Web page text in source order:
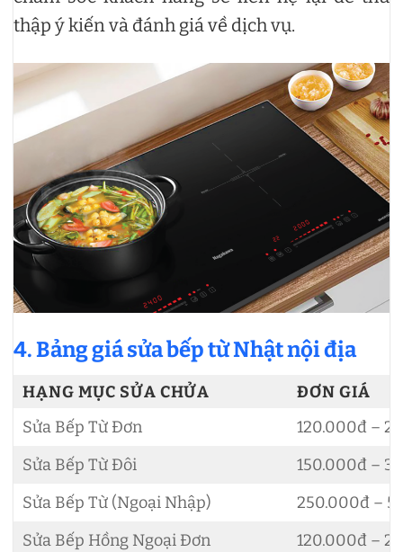
thập ý kiến và đánh giá về dịch vụ.
4. Bảng giá sửa bếp từ Nhật nội địa
HẠNG MỤC SỬA CHỬA
ĐƠN GIÁ
Sửa Bếp Từ Đơn
120.000đ –
Sửa Bếp Từ Đôi
150.000đ –
Sửa Bếp Từ (Ngoại Nhập)
250.000đ –
Sửa Bếp Hồng Ngoại Đơn
120.000đ –